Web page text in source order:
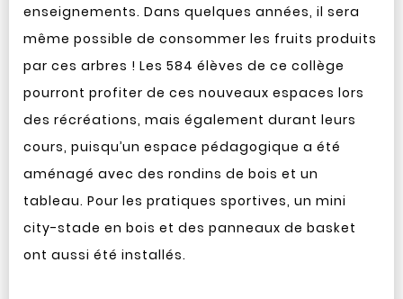
enseignements. Dans quelques années, il sera
même possible de consommer les fruits produits
par ces arbres ! Les 584 élèves de ce collège
pourront profiter de ces nouveaux espaces lors
des récréations, mais également durant leurs
cours, puisqu’un espace pédagogique a été
aménagé avec des rondins de bois et un
tableau. Pour les pratiques sportives, un mini
city-stade en bois et des panneaux de basket
ont aussi été installés.